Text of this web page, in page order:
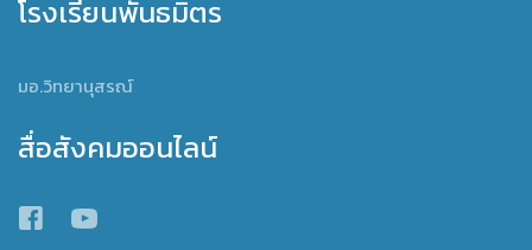
โรงเรียนพันธมิตร
มอ.วิทยานุสรณ์
สื่อสังคมออนไลน์